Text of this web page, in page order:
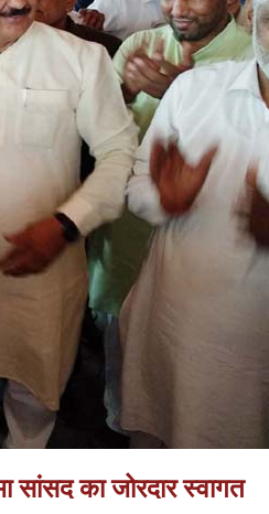
सांसद का जोरदार स्वागत